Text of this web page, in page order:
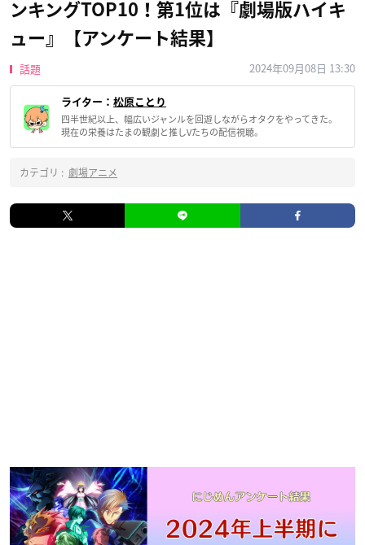
ンキングTOP10！第1位は『劇場版ハイキ
ュー』【アンケート結果】
話題 2024年09月08日 13:30
ライター： 松原ことり
四半世紀以上、幅広いジャンルを回遊しながらオタクをやってきた。
現在の栄養はたまの観劇と推しVたちの配信視聴。
カテゴリ : 劇場アニメ